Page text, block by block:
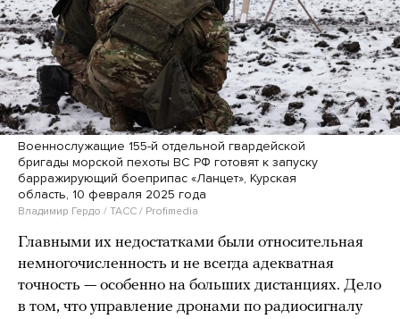
Военнослужащие 155-й отдельной гвардейской
бригады морской пехоты ВС РФ готовят к запуску
барражирующий боеприпас «Ланцет», Курская
область, 10 февраля 2025 года
Владимир Гердо / ТАСС / Profimedia
Главными их недостатками были относительная
немногочисленность и не всегда адекватная
точность — особенно на больших дистанциях. Дело
в том, что управление дронами по радиосигналу